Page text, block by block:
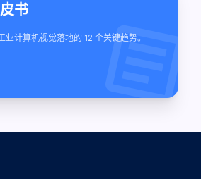
书
计算机视觉落地的 12 个关键趋势。
article